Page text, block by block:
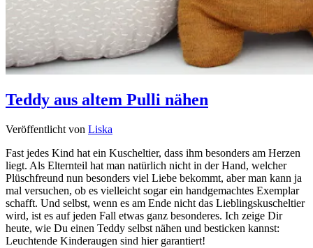
Teddy aus altem Pulli nähen
Veröffentlicht von Liska
Fast jedes Kind hat ein Kuscheltier, dass ihm besonders am Herzen
liegt. Als Elternteil hat man natürlich nicht in der Hand, welcher
Plüschfreund nun besonders viel Liebe bekommt, aber man kann ja
mal versuchen, ob es vielleicht sogar ein handgemachtes Exemplar
schafft. Und selbst, wenn es am Ende nicht das Lieblingskuscheltier
wird, ist es auf jeden Fall etwas ganz besonderes. Ich zeige Dir
heute, wie Du einen Teddy selbst nähen und besticken kannst:
Leuchtende Kinderaugen sind hier garantiert!